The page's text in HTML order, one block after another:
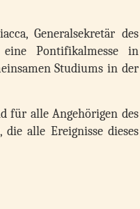
Generalsekretär des
Pontifikalmesse in
Studiums in der
für alle Angehörigen des
alle Ereignisse dieses